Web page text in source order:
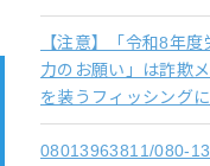
【注意】「令和8年
力のお願い」は詐欺
を装うフィッシング
08013963811/080-